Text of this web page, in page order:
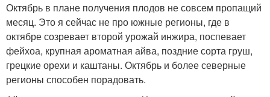
Октябрь в плане получения плодов не совсем пропащий
месяц. Это я сейчас не про южные регионы, где в
октябре созревает второй урожай инжира, поспевает
фейхоа, крупная ароматная айва, поздние сорта груш,
грецкие орехи и каштаны. Октябрь и более северные
регионы способен порадовать.